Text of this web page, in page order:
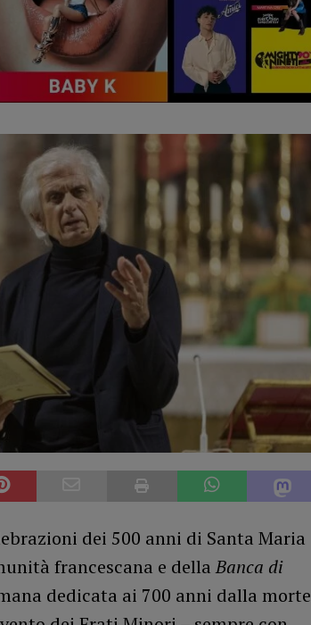
dei 500 anni di Santa Maria
francescana e dellaBanca di
dedicata ai 700 anni dalla morte